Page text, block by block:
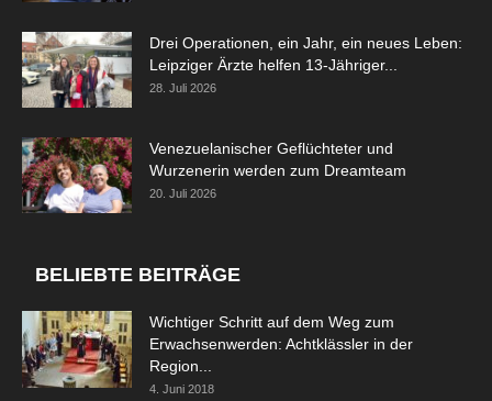
Drei Operationen, ein Jahr, ein neues Leben:
Leipziger Ärzte helfen 13-Jähriger...
28. Juli 2026
Venezuelanischer Geflüchteter und
Wurzenerin werden zum Dreamteam
20. Juli 2026
BELIEBTE BEITRÄGE
Wichtiger Schritt auf dem Weg zum
Erwachsenwerden: Achtklässler in der
Region...
4. Juni 2018